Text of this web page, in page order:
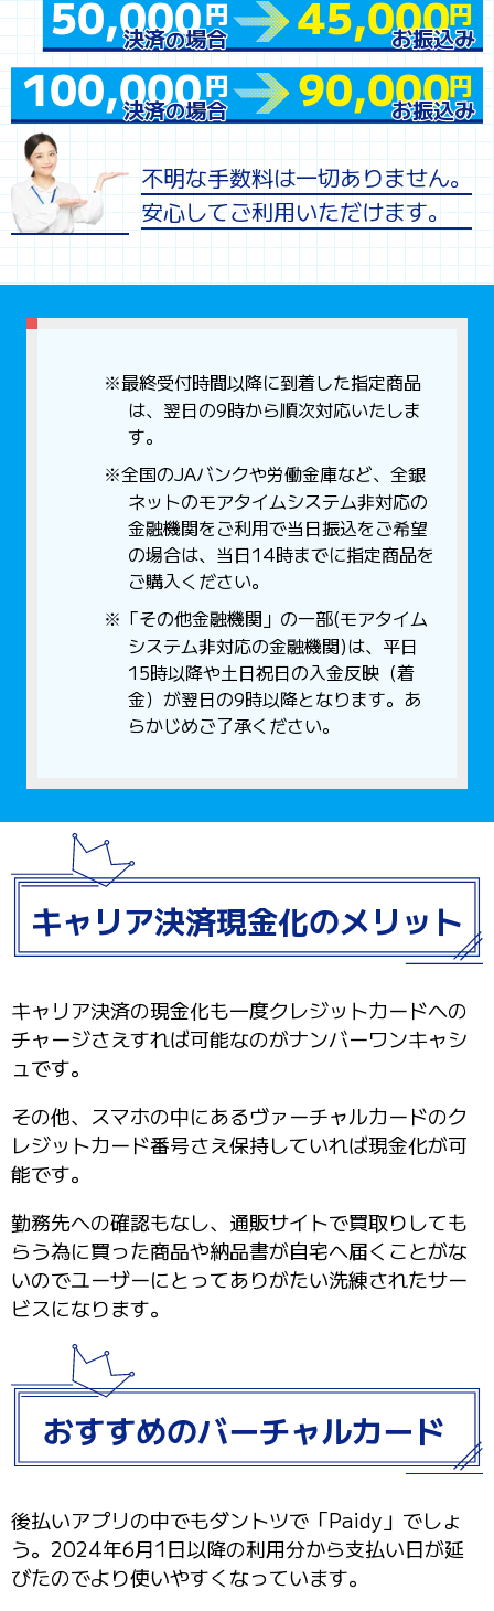
50,000円 45,000円
100,000円 90,000円
不明な手数料は一切ありません。
安心してご利用いただけます。
※最終受付時間以降に到着した指定商品
は、翌日の9時から順次対応いたしま
す。
※全国のJAバンクや労働金庫など、全銀
ネットのモアタイムシステム非対応の
金融機関をご利用で当日振込をご希望
の場合は、当日14時までに指定商品を
ご購入ください。
※「その他金融機関」の一部(モアタイム
システム非対応の金融機関)は、平日
15時以降や土日祝日の入金反映（着
金）が翌日の9時以降となります。あ
らかじめご了承ください。
キャリア決済現金化のメリット
キャリア決済の現金化も一度クレジットカードへの
チャージさえすれば可能なのがナンバーワンキャシ
ュです。
その他、スマホの中にあるヴァーチャルカードのク
レジットカード番号さえ保持していれば現金化が可
能です。
勤務先への確認もなし、通販サイトで買取りしても
らう為に買った商品や納品書が自宅へ届くことがな
いのでユーザーにとってありがたい洗練されたサー
ビスになります。
おすすめのバーチャルカード
後払いアプリの中でもダントツで「Paidy」でしょ
う。2024年6月1日以降の利用分から支払い日が延
びたのでより使いやすくなっています。